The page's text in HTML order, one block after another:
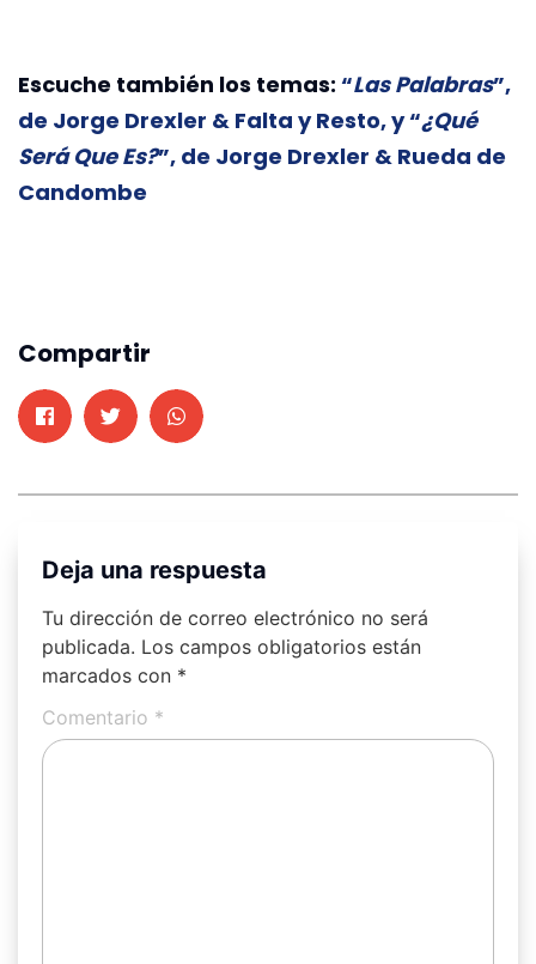
Escuche también los temas: “Las Palabras”,
de Jorge Drexler & Falta y Resto, y “¿Qué
Será Que Es?”, de Jorge Drexler & Rueda de
Candombe
Compartir
Deja una respuesta
Tu dirección de correo electrónico no será
publicada. Los campos obligatorios están
marcados con *
Comentario *